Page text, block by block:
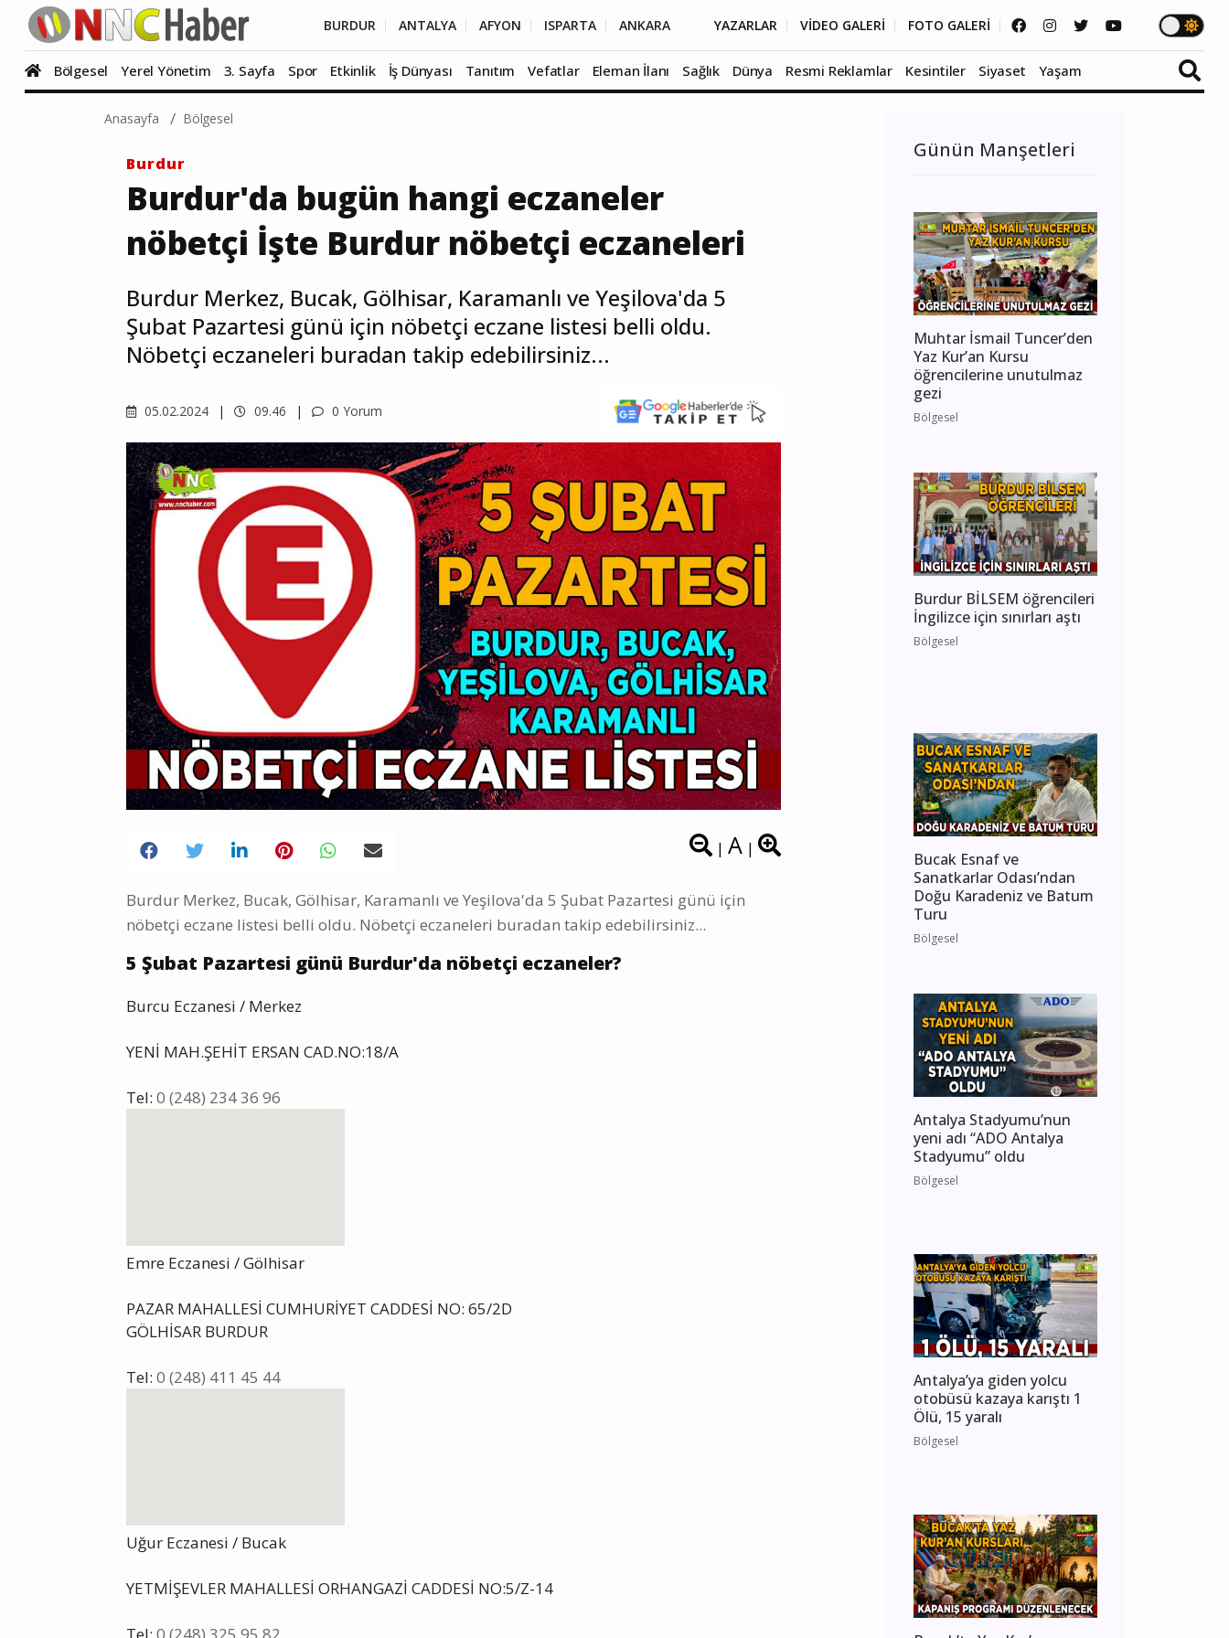
BURDUR ANTALYA AFYON ISPARTA ANKARA YAZARLAR VİDEO GALERİ FOTO GALERİ
Bölgesel Yerel Yönetim 3. Sayfa Spor Etkinlik İş Dünyası Tanıtım Vefatlar Eleman İlanı Sağlık Dünya Resmi Reklamlar Kesintiler Siyaset Yaşam
Anasayfa Bölgesel
Burdur
Burdur'da bugün hangi eczaneler
nöbetçi İşte Burdur nöbetçi eczaneleri
Burdur Merkez, Bucak, Gölhisar, Karamanlı ve Yeşilova'da 5
Şubat Pazartesi günü için nöbetçi eczane listesi belli oldu.
Nöbetçi eczaneleri buradan takip edebilirsiniz...
05.02.2024 09.46 0 Yorum
| A|
Burdur Merkez, Bucak, Gölhisar, Karamanlı ve Yeşilova'da 5 Şubat Pazartesi günü için
nöbetçi eczane listesi belli oldu. Nöbetçi eczaneleri buradan takip edebilirsiniz...
5 Şubat Pazartesi günü Burdur'da nöbetçi eczaneler?
Burcu Eczanesi / Merkez
YENİ MAH.ŞEHİT ERSAN CAD.NO:18/A
Tel: 0 (248) 234 36 96
Emre Eczanesi / Gölhisar
PAZAR MAHALLESİ CUMHURİYET CADDESİ NO: 65/2D
GÖLHİSAR BURDUR
Tel: 0 (248) 411 45 44
Uğur Eczanesi / Bucak
YETMİŞEVLER MAHALLESİ ORHANGAZİ CADDESİ NO:5/Z-14
Günün Manşetleri
Muhtar İsmail Tuncer’den
Yaz Kur’an Kursu
öğrencilerine unutulmaz
gezi
Bölgesel
Burdur BİLSEM öğrencileri
İngilizce için sınırları aştı
Bölgesel
Bucak Esnaf ve
Sanatkarlar Odası’ndan
Doğu Karadeniz ve Batum
Turu
Bölgesel
Antalya Stadyumu’nun
yeni adı “ADO Antalya
Stadyumu” oldu
Bölgesel
Antalya’ya giden yolcu
otobüsü kazaya karıştı 1
Ölü, 15 yaralı
Bölgesel